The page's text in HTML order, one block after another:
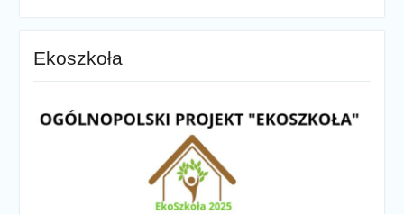
Ekoszkoła